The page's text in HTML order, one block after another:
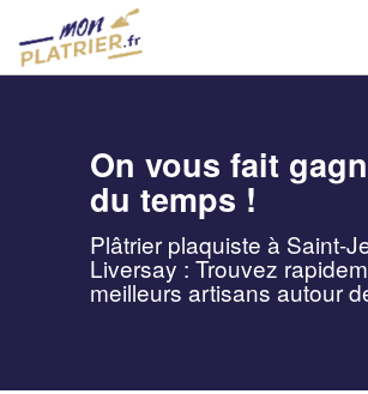
On vous fait
du temps !
Plâtrier plaquiste à Saint-
Liversay : Trouvez
meilleurs artisans autour